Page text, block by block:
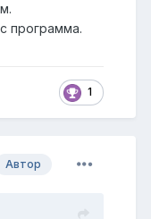
программа.
1
Автор